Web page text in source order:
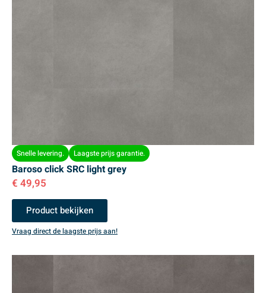
Snelle levering. Laagste prijs garantie.
Baroso click SRC light grey
€ 49,95
Product bekijken
Vraag direct de laagste prijs aan!